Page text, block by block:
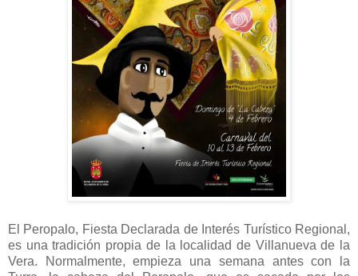
El Peropalo, Fiesta Declarada de Interés Turístico Regional,
es una tradición propia de la localidad de Villanueva de la
Vera. Normalmente, empieza una semana antes con la